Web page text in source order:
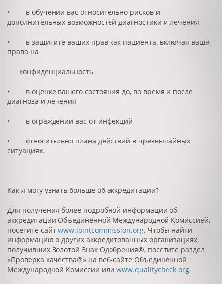
• в обучении вас относительно рисков и
дополнительных возможностей диагностики и лечения
• в защитите ваших прав как пациента, включая ваши
права на
конфиденциальность
• в оценке вашего состояния до, во время и после
диагноза и лечения
• в ограждении вас от инфекций
• относительно плана действий в чрезвычайных
ситуациях.
Как я могу узнать больше об аккредитации?
Для получения более подробной информации об
аккредитации Объединенной Международной Комиссией,
посетите сайт www.jointcommission.org. Чтобы найти
информацию о других аккредитованных организациях,
получивших Золотой Знак Одобрения®, посетите раздел
«Проверка качества®» на веб-сайте Объединённой
Международной Комиссии или www.qualitycheck.org.